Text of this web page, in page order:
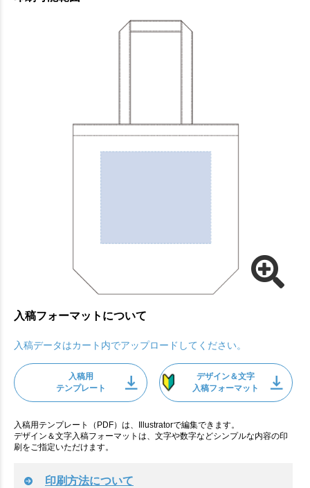
入稿フォーマットについて
入稿データはカート内でアップロードしてください。
入稿用
テンプレート
デザイン＆文字
入稿フォーマット
入稿用テンプレート（PDF）は、Illustratorで編集できます。
デザイン＆文字入稿フォーマットは、文字や数字などシンプルな内容の印
刷をご指定いただけます。
印刷方法について